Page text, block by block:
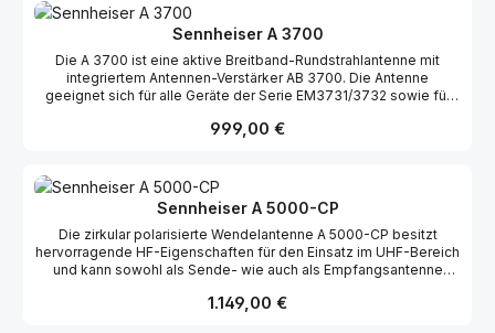
Sennheiser A 3700
Die A 3700 ist eine aktive Breitband-Rundstrahlantenne mit
integriertem Antennen-Verstärker AB 3700. Die Antenne
geeignet sich für alle Geräte der Serie EM3731/3732 sowie für
die Übertragungssicherheit bei Mehrkanalanlagen verbessert.
Regulärer Preis:
999,00 €
Sennheiser A 5000-CP
Die zirkular polarisierte Wendelantenne A 5000-CP besitzt
hervorragende HF-Eigenschaften für den Einsatz im UHF-Bereich
und kann sowohl als Sende- wie auch als Empfangsantenne
Schwankungen und unterdrückt Störungen durch Mehrwegeaus-
Regulärer Preis:
1.149,00 €